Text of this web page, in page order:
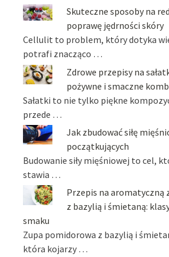
Skuteczne sposoby na
poprawę jędrności skóry
Cellulit to problem, który dotyka
potrafi znacząco …
Zdrowe przepisy na
pożywne i smaczne
Sałatki to nie tylko piękne
przede …
Jak zbudować siłę
początkujących
Budowanie siły mięśniowej to cel,
stawia …
Przepis na aromatyczną
z bazylią i śmietaną:
smaku
Zupa pomidorowa z bazylią i
która kojarzy …